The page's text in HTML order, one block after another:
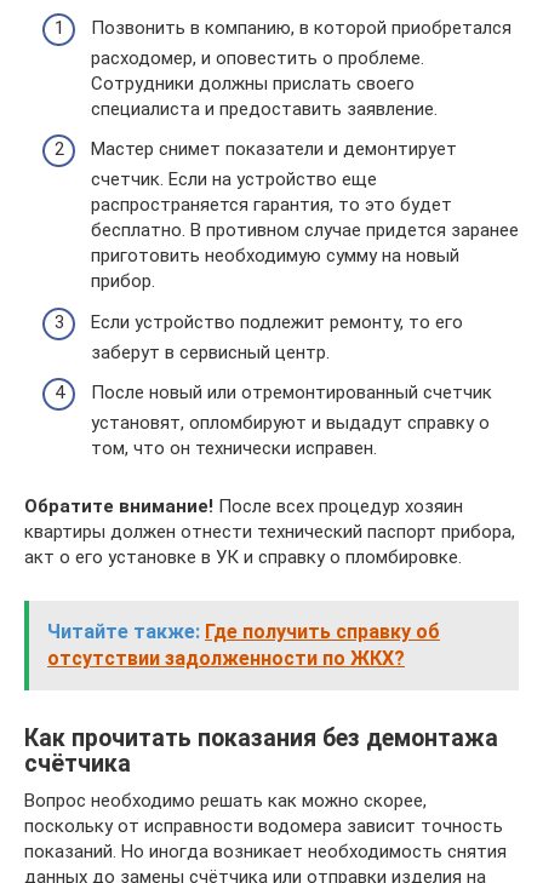
Позвонить в компанию, в которой приобретался
расходомер, и оповестить о проблеме.
Сотрудники должны прислать своего
специалиста и предоставить заявление.
Мастер снимет показатели и демонтирует
счетчик. Если на устройство еще
распространяется гарантия, то это будет
бесплатно. В противном случае придется заранее
приготовить необходимую сумму на новый
прибор.
Если устройство подлежит ремонту, то его
заберут в сервисный центр.
После новый или отремонтированный счетчик
установят, опломбируют и выдадут справку о
том, что он технически исправен.
Обратите внимание! После всех процедур хозяин
квартиры должен отнести технический паспорт прибора,
акт о его установке в УК и справку о пломбировке.
Читайте также: Где получить справку об
отсутствии задолженности по ЖКХ?
Как прочитать показания без демонтажа
счётчика
Вопрос необходимо решать как можно скорее,
поскольку от исправности водомера зависит точность
показаний. Но иногда возникает необходимость снятия
данных до замены счётчика или отправки изделия на